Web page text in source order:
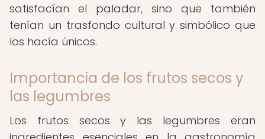
satisfacían el paladar, sino que también
tenían un trasfondo cultural y simbólico que
los hacía únicos.
Importancia de los frutos secos y
las legumbres
Los frutos secos y las legumbres eran